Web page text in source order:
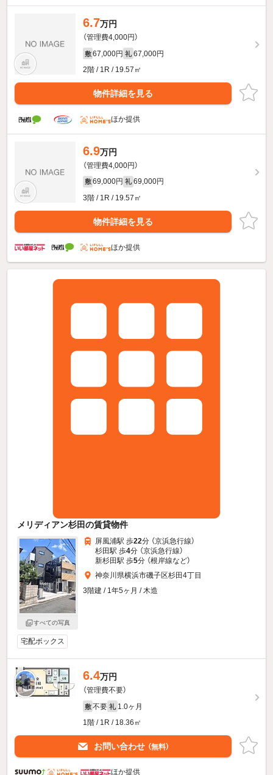
6.7万円
（管理費4,000円）
敷 67,000円 礼 67,000円
2階 / 1R / 19.57㎡
物件詳細を見る
ほか提供
6.9万円
（管理費4,000円）
敷 69,000円 礼 69,000円
3階 / 1R / 19.57㎡
物件詳細を見る
ほか提供
メリディアン杉田の賃貸物件
すべての写真
屏風浦駅 歩22分 （京浜急行線）
杉田駅 歩4分 （京浜急行線）
新杉田駅 歩5分 （根岸線など）
神奈川県横浜市磯子区杉田4丁目
3階建 / 1年5ヶ月 / 木造
宅配ボックス
6.4万円
（管理費不要）
敷 不要 礼 1.0ヶ月
1階 / 1R / 18.36㎡
お問い合わせ （無料）
ほか提供